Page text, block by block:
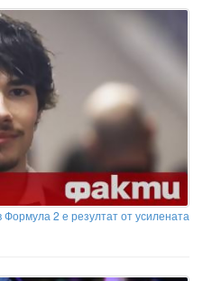
2 е резултат от усилената